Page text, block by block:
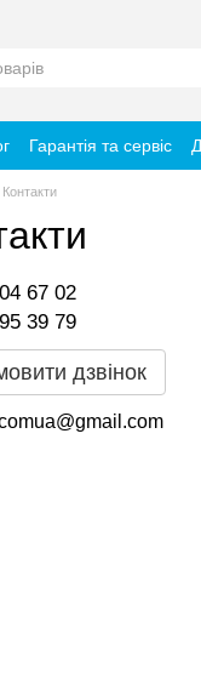
Гарантія та сервіс
Контакти
67 02
39 79
дзвінок